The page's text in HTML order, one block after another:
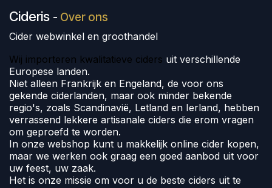
Cideris - Over ons
Cider webwinkel en groothandel
Wij importeren kwalitatieve ciders uit verschillende
Europese landen.
Niet alleen Frankrijk en Engeland, de voor ons
gekende ciderlanden, maar ook minder bekende
regio's, zoals Scandinavië, Letland en Ierland, hebben
verrassend lekkere artisanale ciders die erom vragen
om geproefd te worden.
In onze webshop kunt u makkelijk online cider kopen,
maar we werken ook graag een goed aanbod uit voor
uw feest, uw zaak.
Het is onze missie om voor u de beste ciders uit te